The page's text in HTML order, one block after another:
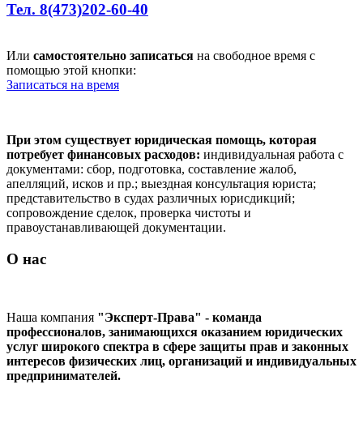
Тел. 8(473)202-60-40
Или самостоятельно записаться на свободное время с
помощью этой кнопки:
Записаться на время
При этом существует юридическая помощь, которая
потребует финансовых расходов: индивидуальная работа с
документами: сбор, подготовка, составление жалоб,
апелляций, исков и пр.; выездная консультация юриста;
представительство в судах различных юрисдикций;
сопровождение сделок, проверка чистоты и
правоустанавливающей документации.
О нас
Наша компания "Эксперт-Права" - команда
профессионалов, занимающихся оказанием юридических
услуг широкого спектра в сфере защиты прав и законных
интересов физических лиц, организаций и индивидуальных
предпринимателей.